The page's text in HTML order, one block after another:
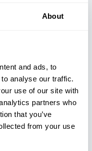
About
and ads, to
analyse our traffic.
use of our site with
partners who
that you’ve
from your use
SureColor SC-